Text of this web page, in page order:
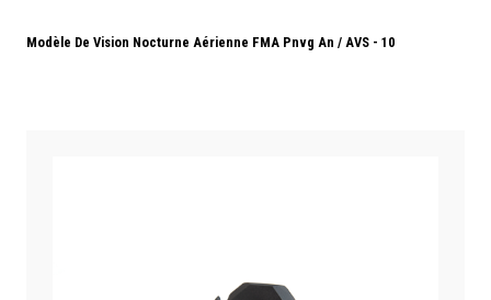
Modèle De Vision Nocturne Aérienne FMA Pnvg An / AVS - 10